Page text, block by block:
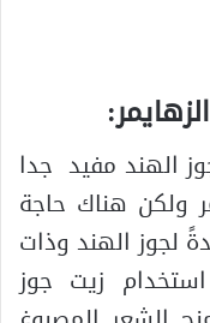
الهند مفيد جدا
ولكن هناك حاجة
لجوز الهند وذات
زيت جوز